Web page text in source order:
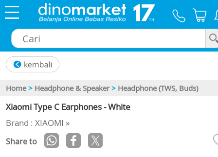
Home > Headphone & Speaker > Headphone (TWS, Buds)
Xiaomi Type C Earphones - White
Brand : XIAOMI »
Share to